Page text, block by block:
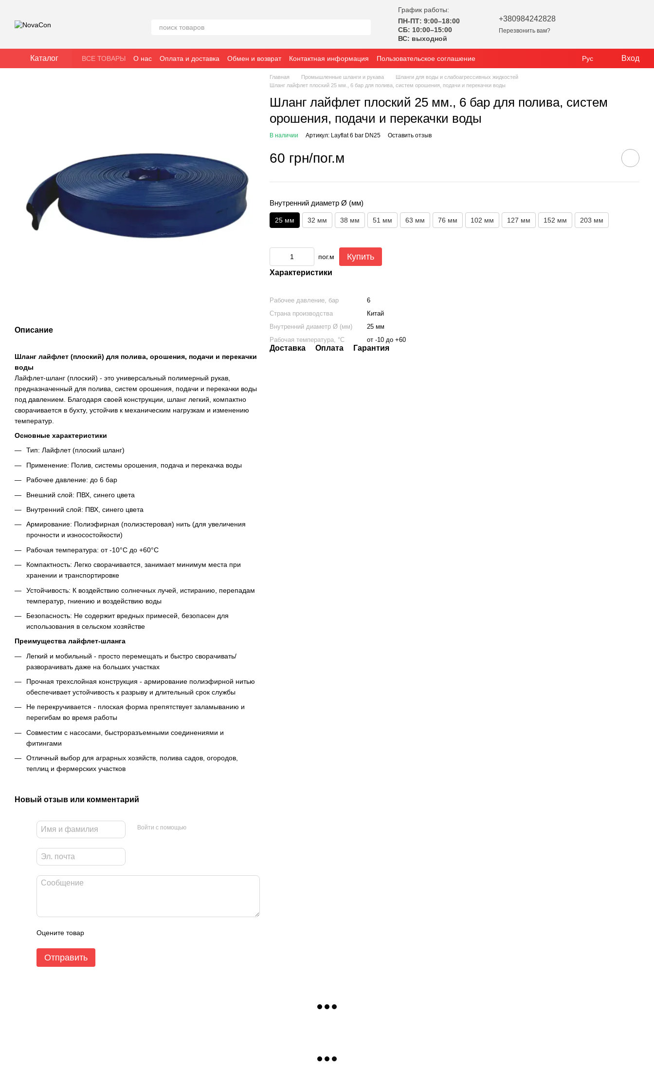
График работы:
ПН-ПТ: 9:00–18:00
СБ: 10:00–15:00
ВС: выходной
+380984242828
Перезвонить вам?
Каталог ВСЕ ТОВАРЫ О нас Оплата и доставка Обмен и возврат Контактная информация
Пользовательское соглашение
Политика конфиденциальности
Блог
Рус Вход
Описание
Шланг лайфлет (плоский) для полива, орошения, подачи и перекачки
воды
Лайфлет-шланг (плоский) - это универсальный полимерный рукав,
предназначенный для полива, систем орошения, подачи и перекачки воды
под давлением. Благодаря своей конструкции, шланг легкий, компактно
сворачивается в бухту, устойчив к механическим нагрузкам и изменению
температур.
Основные характеристики
Тип: Лайфлет (плоский шланг)
Применение: Полив, системы орошения, подача и перекачка воды
Рабочее давление: до 6 бар
Внешний слой: ПВХ, синего цвета
Внутренний слой: ПВХ, синего цвета
Армирование: Полиэфирная (полиэстеровая) нить (для увеличения
прочности и износостойкости)
Рабочая температура: от -10°C до +60°C
Компактность: Легко сворачивается, занимает минимум места при
хранении и транспортировке
Устойчивость: К воздействию солнечных лучей, истиранию, перепадам
температур, гниению и воздействию воды
Безопасность: Не содержит вредных примесей, безопасен для
использования в сельском хозяйстве
Преимущества лайфлет-шланга
Легкий и мобильный - просто перемещать и быстро сворачивать/
разворачивать даже на больших участках
Прочная трехслойная конструкция - армирование полиэфирной нитью
обеспечивает устойчивость к разрыву и длительный срок службы
Не перекручивается - плоская форма препятствует заламыванию и
перегибам во время работы
Совместим с насосами, быстроразъемными соединениями и
фитингами
Отличный выбор для аграрных хозяйств, полива садов, огородов,
теплиц и фермерских участков
Новый отзыв или комментарий
Войти с помощью
Оцените товар
Отправить
Главная Промышленные шланги и рукава
Шланги для воды и слабоагрессивных жидкостей
Шланг лайфлет плоский 25 мм., 6 бар для полива, систем орошения, подачи и перекачки воды
Шланг лайфлет плоский 25 мм., 6 бар для полива, систем
орошения, подачи и перекачки воды
В наличии Артикул: Layflat 6 bar DN25 Оставить отзыв
60 грн/пог.м
Внутренний диаметр Ø (мм)
25 мм 32 мм 38 мм 51 мм 63 мм 76 мм 102 мм 127 мм 152 мм 203 мм
пог.м Купить
Характеристики
Рабочее давление, бар
6
Страна производства
Китай
Внутренний диаметр Ø (мм)
25 мм
Рабочая температура, °C
от -10 до +60
Доставка Оплата Гарантия